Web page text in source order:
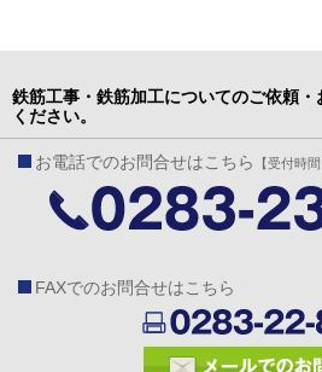
鉄筋工事・鉄筋加工についてのご依頼
ください。
お電話でのお問合せはこちら 【受付時
FAXでのお問合せはこちら